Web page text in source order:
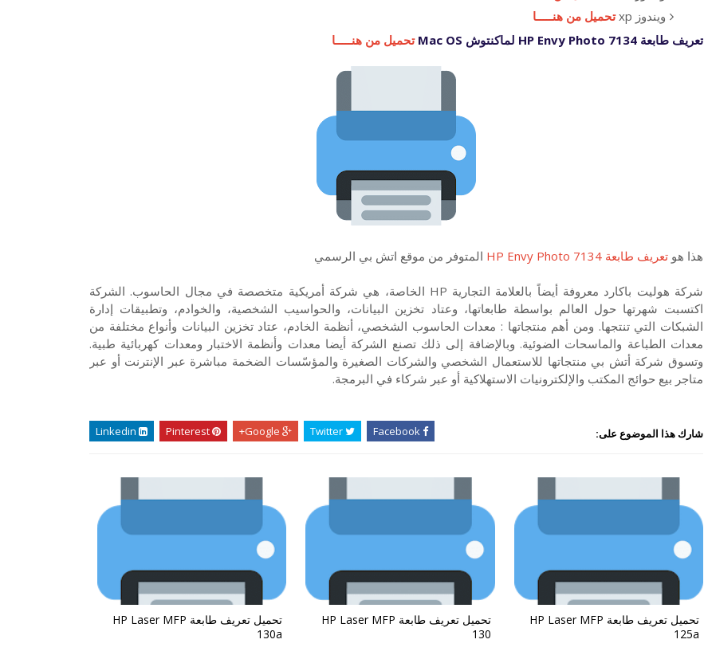
ويندوز xp
تحميل من هنـــــا
تعريف طابعة HP Envy Photo 7134 لماكنتوش Mac OS
تحميل من هنـــــا
هذا هو تعريف طابعة HP Envy Photo 7134 المتوفر من موقع اتش بي الرسمي
شركة هوليت باكارد معروفة أيضاً بالعلامة التجارية HP الخاصة، هي شركة أمريكية متخصصة في مجال الحاسوب. الشركة
اكتسبت شهرتها حول العالم بواسطة طابعاتها، وعتاد تخزين البيانات، والحواسيب الشخصية، والخوادم، وتطبيقات إدارة
الشبكات التي تنتجها. ومن أهم منتجاتها : معدات الحاسوب الشخصي، أنظمة الخادم، عتاد تخزين البيانات وأنواع مختلفة من
معدات الطباعة والماسحات الضوئية. وبالإضافة إلى ذلك تصنع الشركة أيضا معدات وأنظمة الاختبار ومعدات كهربائية طبية.
وتسوق شركة أتش بي منتجاتها للاستعمال الشخصي والشركات الصغيرة والمؤسّسات الضخمة مباشرة عبر الإنترنت أو عبر
متاجر بيع حوائج المكتب والإلكترونيات الاستهلاكية أو عبر شركاء في البرمجة.
شارك هذا الموضوع على:
تحميل تعريف طابعة HP Laser MFP
125a
تحميل تعريف طابعة HP Laser MFP
130
تحميل تعريف طابعة HP Laser MFP
130a